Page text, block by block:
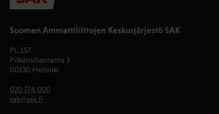
Suomen Ammattiliittojen Keskusjärjestö SAK
PL 157
Pitkänsillanranta 3
00530 Helsinki
020 774 000
sak@sak.fi